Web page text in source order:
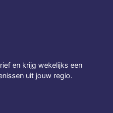
en krijg wekelijks een
uit jouw regio.